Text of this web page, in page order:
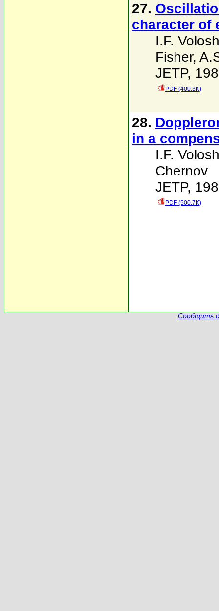
27.
character of
I.F.
Fisher,
JETP,
PDF (400.3K)
28.
in a
I.F.
Chernov
JETP,
PDF (500.7K)
Сообщить о